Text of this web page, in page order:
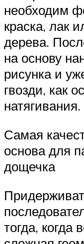
необходим
краска, лак
дерева.
на основу
рисунка и
гвозди, как
натягивания.
Самая
основа для
дощечка
тогда, когда